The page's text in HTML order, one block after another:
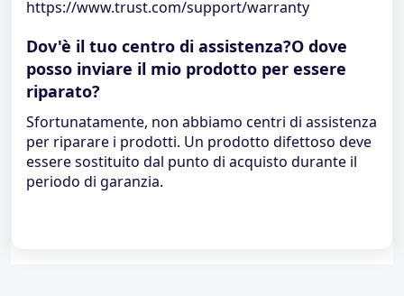
https://www.trust.com/support/warranty
Dov'è il tuo centro di assistenza?O dove
posso inviare il mio prodotto per essere
riparato?
Sfortunatamente, non abbiamo centri di assistenza
per riparare i prodotti. Un prodotto difettoso deve
essere sostituito dal punto di acquisto durante il
periodo di garanzia.